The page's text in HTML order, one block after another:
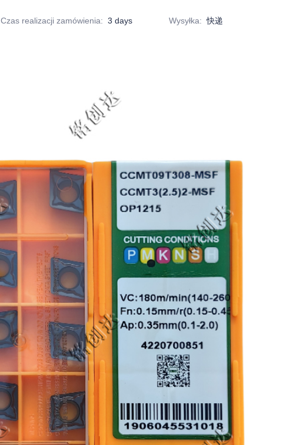
Czas realizacji zamówienia: 3 days Wysyłka: 快递